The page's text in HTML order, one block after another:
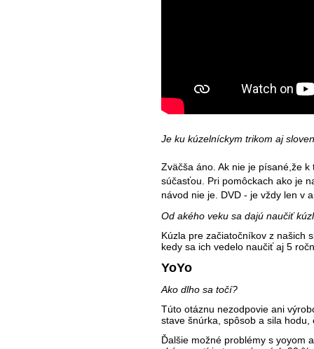
Je ku kúzelníckym trikom aj
Zväčša áno. Ak nie je písané,že
súčasťou. Pri pomôckach ako je
návod nie je. DVD - je vždy len v
Od akého veku sa dajú naučiť
Kúzla pre začiatočníkov z našich
kedy sa ich vedelo naučiť aj 5
YoYo
Ako dlho sa točí?
Túto otáznu nezodpovie ani
stave šnúrka, spôsob a sila hodu,
Ďalšie možné problémy s yoyom